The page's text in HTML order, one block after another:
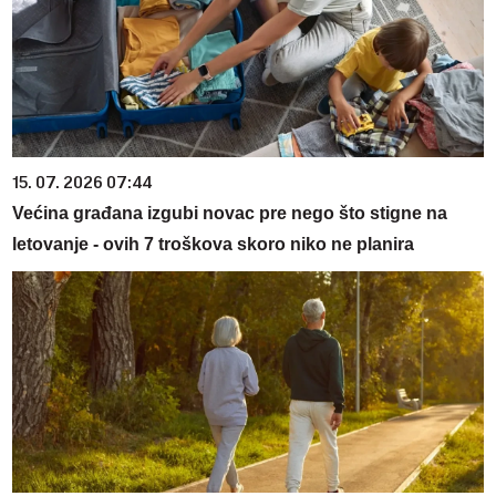
15. 07. 2026 07:44
Većina građana izgubi novac pre nego što stigne na
letovanje - ovih 7 troškova skoro niko ne planira